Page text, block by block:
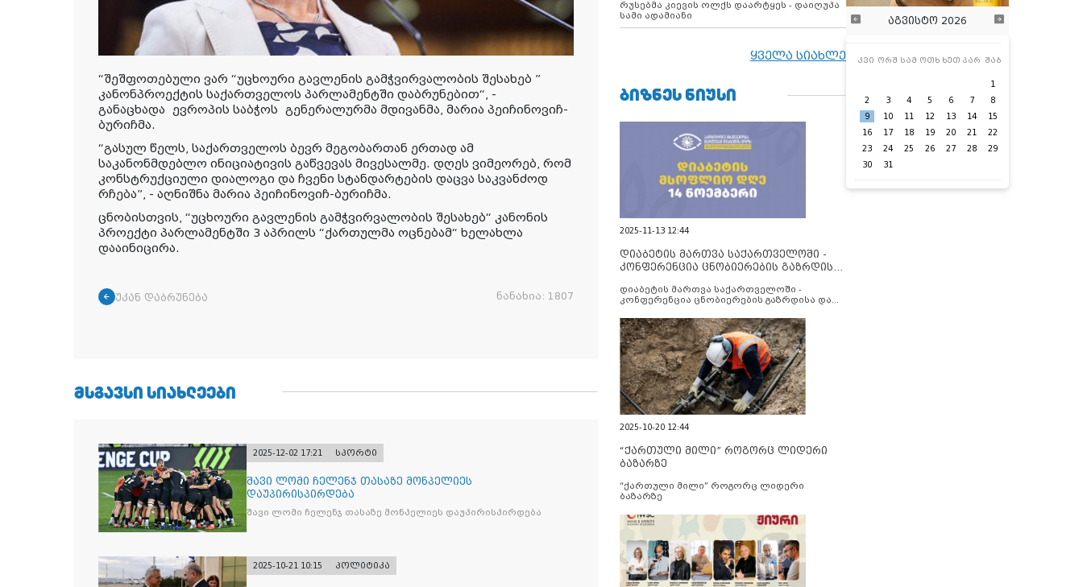
“შეშფოთებული ვარ “უცხოური გავლენის გამჭვირვალობის შესახებ ”
კანონპროექტის საქართველოს პარლამენტში დაბრუნებით“, -
განაცხადა ევროპის საბჭოს გენერალურმა მდივანმა, მარია პეიჩინოვიჩ-
ბურიჩმა.
“გასულ წელს, საქართველოს ბევრ მეგობართან ერთად ამ
საკანონმდებლო ინიციატივის გაწვევას მივესალმე. დღეს ვიმეორებ, რომ
კონსტრუქციული დიალოგი და ჩვენი სტანდარტების დაცვა საკვანძოდ
რჩება”, - აღნიშნა მარია პეიჩინოვიჩ-ბურიჩმა.
ცნობისთვის, “უცხოური გავლენის გამჭვირვალობის შესახებ“ კანონის
პროექტი პარლამენტში 3 აპრილს “ქართულმა ოცნებამ“ ხელახლა
დააინიცირა.
უკან დაბრუნება ნანახია: 1807
ᲛᲡᲒᲐᲕᲡᲘ ᲡᲘᲐᲮᲚᲔᲔᲑᲘ
2025-12-02 17:21 სპორტი
შავი ლომი ჩელენჯ თასაზე მონპელიეს
დაუპირისპირდება
შავი ლომი ჩელენჯ თასაზე მონპელიეს დაუპირისპირდება
2025-10-21 10:15 პოლიტიკა
რუსებმა კიევის ოლქს დაარტყეს - დაიღუპა
სამი ადამიანი
ყველა სიახლე
ᲑᲘᲖᲜᲔᲡ ᲜᲘᲣᲡᲘ
2025-11-13 12:44
დიაბეტის მართვა საქართველოში -
კონფერენცია ცნობიერების გაზრდისა
დიაბეტის მართვა საქართველოში -
კონფერენცია ცნობიერების გაზრდისა და
2025-10-20 12:44
“ქართული მილი” როგორც ლიდერი
ბაზარზე
“ქართული მილი” როგორც ლიდერი
ბაზარზე
აგვისტო 2026
კვი ორშ სამ ოთხ ხუთ პარ შაბ
1
2
3 4 5 6 7
8
9
10 11 12 13 14
15
16
17 18 19 20 21
22
23
24 25 26 27 28
29
30
31